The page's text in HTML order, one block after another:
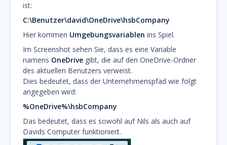
ist:
C:\Benutzer\david\OneDrive\hsbCompany
Hier kommen Umgebungsvariablen ins Spiel.
Im Screenshot sehen Sie, dass es eine Variable
namens OneDrive gibt, die auf den OneDrive-Ordner
des aktuellen Benutzers verweist.
Dies bedeutet, dass der Unternehmenspfad wie folgt
angegeben wird:
%OneDrive%\hsbCompany
Das bedeutet, dass es sowohl auf Nils als auch auf
Davids Computer funktioniert.